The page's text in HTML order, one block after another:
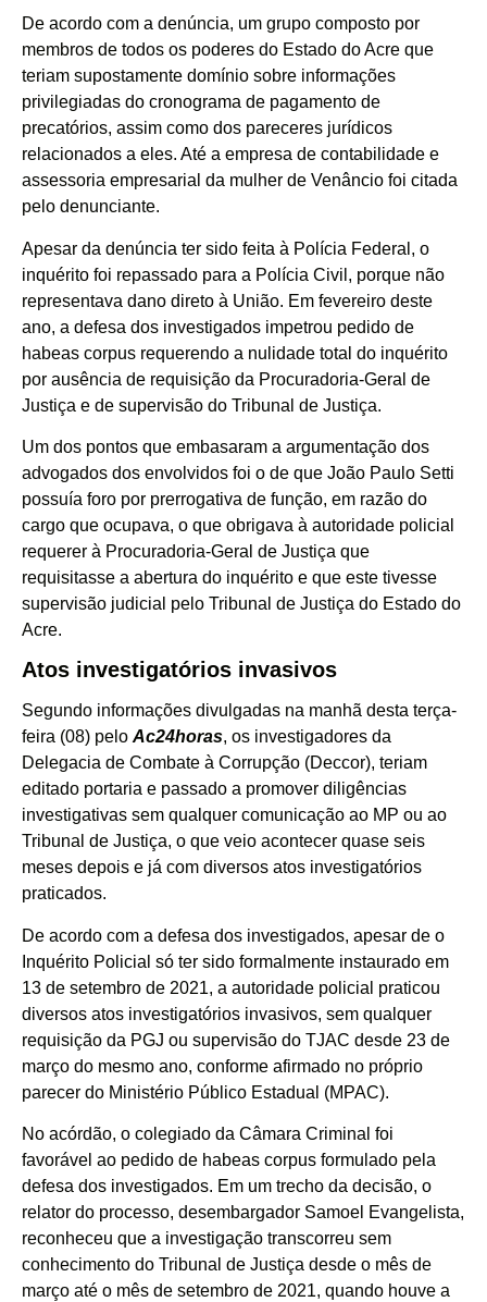
De acordo com a denúncia, um grupo composto por
membros de todos os poderes do Estado do Acre que
teriam supostamente domínio sobre informações
privilegiadas do cronograma de pagamento de
precatórios, assim como dos pareceres jurídicos
relacionados a eles. Até a empresa de contabilidade e
assessoria empresarial da mulher de Venâncio foi citada
pelo denunciante.
Apesar da denúncia ter sido feita à Polícia Federal, o
inquérito foi repassado para a Polícia Civil, porque não
representava dano direto à União. Em fevereiro deste
ano, a defesa dos investigados impetrou pedido de
habeas corpus requerendo a nulidade total do inquérito
por ausência de requisição da Procuradoria-Geral de
Justiça e de supervisão do Tribunal de Justiça.
Um dos pontos que embasaram a argumentação dos
advogados dos envolvidos foi o de que João Paulo Setti
possuía foro por prerrogativa de função, em razão do
cargo que ocupava, o que obrigava à autoridade policial
requerer à Procuradoria-Geral de Justiça que
requisitasse a abertura do inquérito e que este tivesse
supervisão judicial pelo Tribunal de Justiça do Estado do
Acre.
Atos investigatórios invasivos
Segundo informações divulgadas na manhã desta terça-
feira (08) pelo Ac24horas, os investigadores da
Delegacia de Combate à Corrupção (Deccor), teriam
editado portaria e passado a promover diligências
investigativas sem qualquer comunicação ao MP ou ao
Tribunal de Justiça, o que veio acontecer quase seis
meses depois e já com diversos atos investigatórios
praticados.
De acordo com a defesa dos investigados, apesar de o
Inquérito Policial só ter sido formalmente instaurado em
13 de setembro de 2021, a autoridade policial praticou
diversos atos investigatórios invasivos, sem qualquer
requisição da PGJ ou supervisão do TJAC desde 23 de
março do mesmo ano, conforme afirmado no próprio
parecer do Ministério Público Estadual (MPAC).
No acórdão, o colegiado da Câmara Criminal foi
favorável ao pedido de habeas corpus formulado pela
defesa dos investigados. Em um trecho da decisão, o
relator do processo, desembargador Samoel Evangelista,
reconheceu que a investigação transcorreu sem
conhecimento do Tribunal de Justiça desde o mês de
março até o mês de setembro de 2021, quando houve a